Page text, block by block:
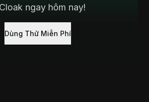
ngay hôm nay!
Dùng Thử Miễn Phí